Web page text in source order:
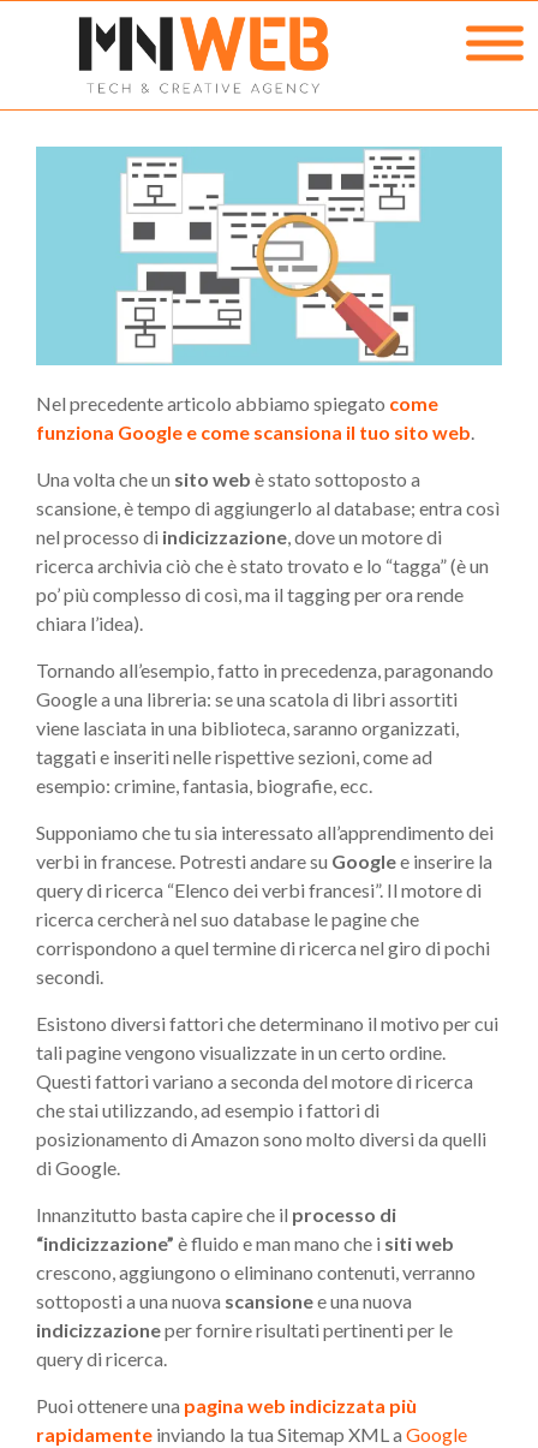
Nel precedente articolo abbiamo spiegato come
funziona Google e come scansiona il tuo sito web
Una volta che un sito web è stato sottoposto a
scansione, è tempo di aggiungerlo al database; entra così
nel processo di indicizzazione , dove un motore di
ricerca archivia ciò che è stato trovato e lo “tagga” (è un
po’ più complesso di così, ma il tagging per ora rende
chiara l’idea).
Tornando all’esempio, fatto in precedenza, paragonando
Google a una libreria: se una scatola di libri assortiti
viene lasciata in una biblioteca, saranno organizzati,
taggati e inseriti nelle rispettive sezioni, come ad
esempio: crimine, fantasia, biografie, ecc.
Supponiamo che tu sia interessato all’apprendimento dei
verbi in francese. Potresti andare su Googlee inserire la
query di ricerca “Elenco dei verbi francesi”. Il motore di
ricerca cercherà nel suo database le pagine che
corrispondono a quel termine di ricerca nel giro di pochi
secondi.
Esistono diversi fattori che determinano il motivo per cui
tali pagine vengono visualizzate in un certo ordine.
Questi fattori variano a seconda del motore di ricerca
che stai utilizzando, ad esempio i fattori di
posizionamento di Amazon sono molto diversi da quelli
di Google.
Innanzitutto basta capire che il processo di
“indicizzazione” è fluido e man mano che i siti web
crescono, aggiungono o eliminano contenuti, verranno
sottoposti a una nuova scansionee una nuova
indicizzazioneper fornire risultati pertinenti per le
query di ricerca.
Puoi ottenere una pagina web indicizzata più
rapidamente inviando la tua Sitemap XML a Google